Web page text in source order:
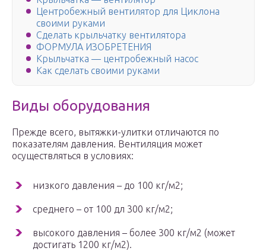
Центробежный вентилятор для Циклона
своими руками
Сделать крыльчатку вентилятора
ФОРМУЛА ИЗОБРЕТЕНИЯ
Крыльчатка — центробежный насос
Как сделать своими руками
Виды оборудования
Прежде всего, вытяжки-улитки отличаются по
показателям давления. Вентиляция может
осуществляться в условиях:
низкого давления – до 100 кг/м2;
среднего – от 100 дл 300 кг/м2;
высокого давления – более 300 кг/м2 (может
достигать 1200 кг/м2).